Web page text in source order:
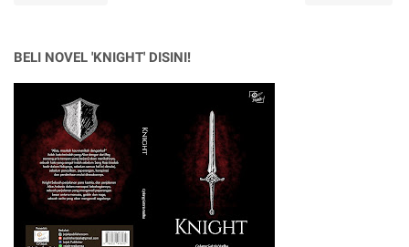
BELI NOVEL 'KNIGHT' DISINI!